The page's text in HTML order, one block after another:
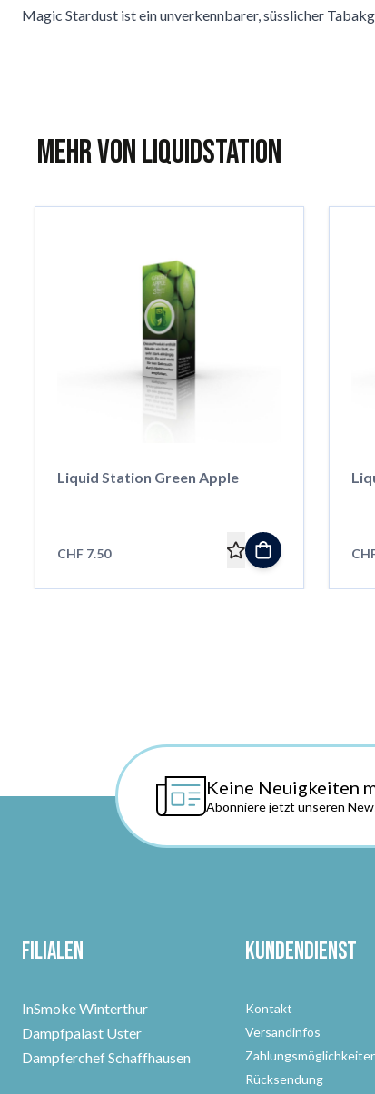
Magic Stardust ist ein unverkennbarer, süsslicher
Mehr von Liquidstation
Liquid Station Green Apple
CHF 7.50
Keine Neuigkeiten
Abonniere jetzt unseren
Filialen
InSmoke Winterthur
Dampfpalast Uster
Dampferchef Schaffhausen
Kundendienst
Kontakt
Versandinfos
Rücksendung